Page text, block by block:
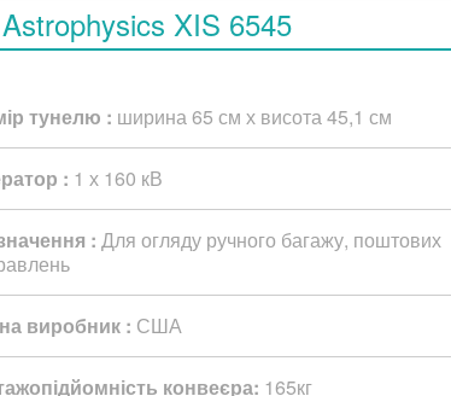
Astrophysics XIS 6545
тунелю : ширина 65 см х висота 45,1 см
: 1 х 160 кВ
: Для огляду ручного багажу, поштових
виробник : США
конвеєра: 165кг